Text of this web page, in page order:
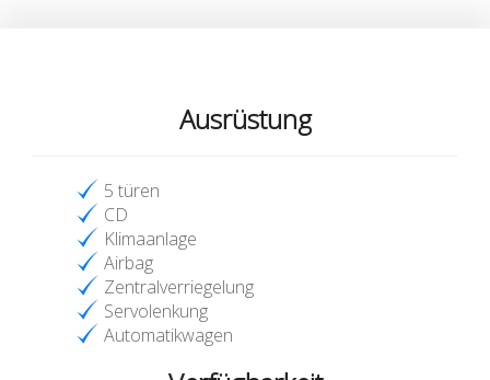
Ausrüstung
5 türen
CD
Klimaanlage
Airbag
Zentralverriegelung
Servolenkung
Automatikwagen